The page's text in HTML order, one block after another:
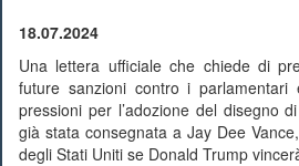
18.07.2024
Una lettera ufficiale che chiede di
future sanzioni contro i
pressioni per l’adozione del disegno
già stata consegnata a Jay Dee
degli Stati Uniti se Donald Trump